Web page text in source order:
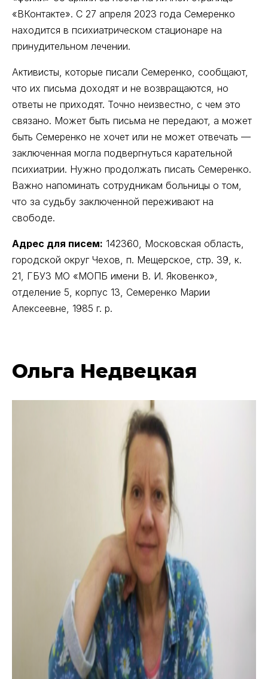
«ВКонтакте». С 27 апреля 2023 года Семеренко
находится в психиатрическом стационаре на
принудительном лечении.
Активисты, которые писали Семеренко, сообщают,
что их письма доходят и не возвращаются, но
ответы не приходят. Точно неизвестно, с чем это
связано. Может быть письма не передают, а может
быть Семеренко не хочет или не может отвечать —
заключенная могла подвергнуться карательной
психиатрии. Нужно продолжать писать Семеренко.
Важно напоминать сотрудникам больницы о том,
что за судьбу заключенной переживают на
свободе.
Адрес для писем: 142360, Московская область,
городской округ Чехов, п. Мещерское, стр. 39, к.
21, ГБУЗ МО «МОПБ имени В. И. Яковенко»,
отделение 5, корпус 13, Семеренко Марии
Алексеевне, 1985 г. р.
Ольга Недвецкая